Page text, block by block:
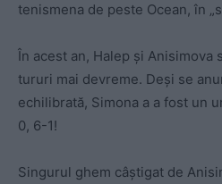
tenismena de peste Ocean, în
În acest an, Halep și Anisimova
tururi mai devreme. Deși se
echilibrată, Simona a a fost un
0, 6-1!
Singurul ghem câștigat de